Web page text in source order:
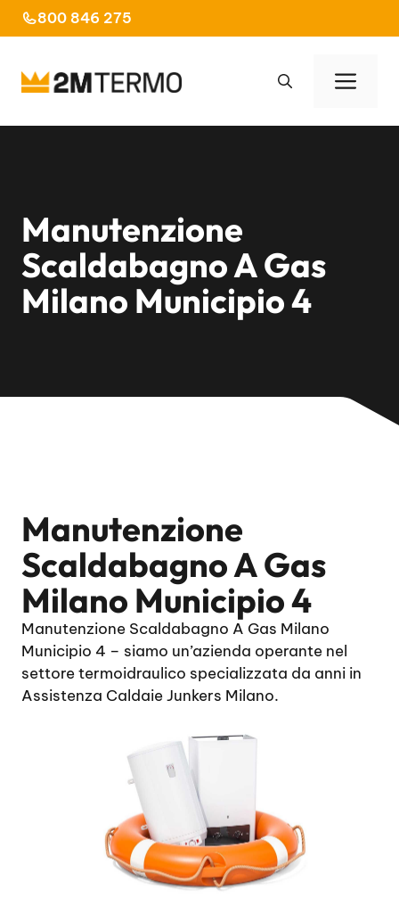
al
800 846 275
Manutenzione
Scaldabagno A Gas
Milano Municipio 4
Manutenzione
Scaldabagno A Gas
Milano Municipio 4
Manutenzione Scaldabagno A Gas Milano
Municipio 4 – siamo un’azienda operante nel
settore termoidraulico specializzata da anni in
Assistenza Caldaie Junkers Milano.